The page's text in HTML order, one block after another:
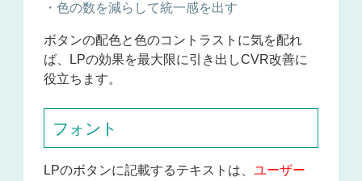
・色の数を減らして統一感を出す
ボタンの配色と色のコントラストに気を配れ
ば、LPの効果を最大限に引き出しCVR改善に
役立ちます。
フォント
LPのボタンに記載するテキストは、ユーザー